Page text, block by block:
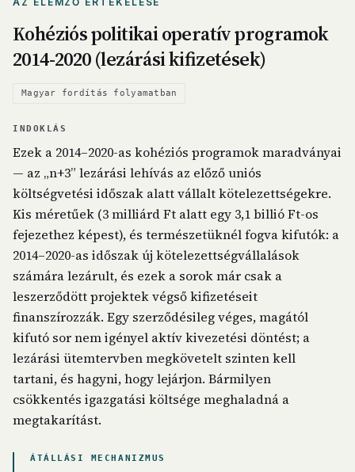
Kohéziós politikai operatív programok
2014-2020 (lezárási kifizetések)
Magyar fordítás folyamatban
INDOKLÁS
Ezek a 2014–2020-as kohéziós programok maradványai
— az „n+3” lezárási lehívás az előző uniós
költségvetési időszak alatt vállalt kötelezettségekre.
Kis méretűek (3 milliárd Ft alatt egy 3,1 billió Ft-os
fejezethez képest), és természetüknél fogva kifutók: a
2014–2020-as időszak új kötelezettségvállalások
számára lezárult, és ezek a sorok már csak a
leszerződött projektek végső kifizetéseit
finanszírozzák. Egy szerződésileg véges, magától
kifutó sor nem igényel aktív kivezetési döntést; a
lezárási ütemtervben megkövetelt szinten kell
tartani, és hagyni, hogy lejárjon. Bármilyen
csökkentés igazgatási költsége meghaladná a
megtakarítást.
ÁTÁLLÁSI MECHANIZMUS